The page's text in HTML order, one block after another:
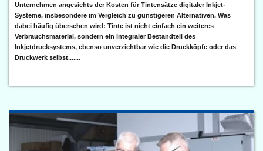
Unternehmen angesichts der Kosten für Tintensätze digitaler Inkjet-
Systeme, insbesondere im Vergleich zu günstigeren Alternativen. Was
dabei häufig übersehen wird: Tinte ist nicht einfach ein weiteres
Verbrauchsmaterial, sondern ein integraler Bestandteil des
Inkjetdrucksystems, ebenso unverzichtbar wie die Druckköpfe oder das
Druckwerk selbst.......